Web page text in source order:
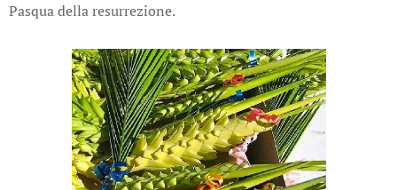
Pasqua della resurrezione.